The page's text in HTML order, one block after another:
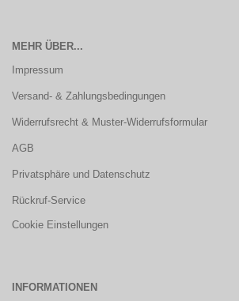
MEHR ÜBER...
Impressum
Versand- & Zahlungsbedingungen
Widerrufsrecht & Muster-Widerrufsformular
AGB
Privatsphäre und Datenschutz
Rückruf-Service
Cookie Einstellungen
INFORMATIONEN